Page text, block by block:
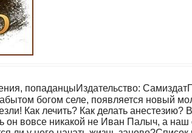
попаданцыИздательство:
богом селе, появляется новый
Как лечить? Как делать анестезию?
он вовсе никакой не Иван Палыч, а